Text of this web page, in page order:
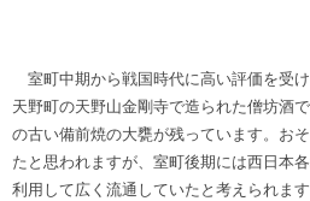
室町中期から戦国時代に高い評価を受
天野町の天野山金剛寺で造られた僧坊酒
の古い備前焼の大甕が残っています。お
たと思われますが、室町後期には西日本
利用して広く流通していたと考えられます